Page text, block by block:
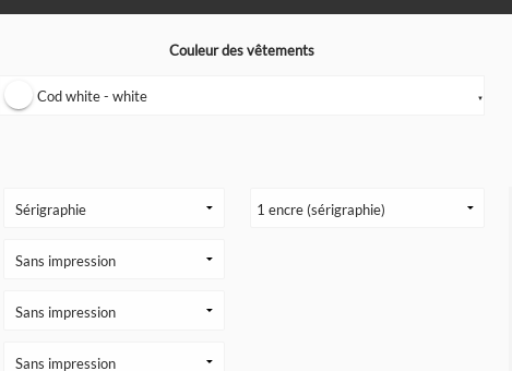
Couleur des vêtements
Cod white - white ▼